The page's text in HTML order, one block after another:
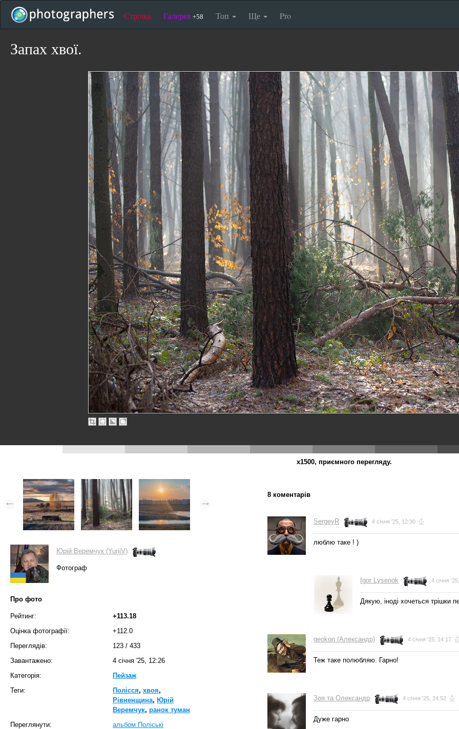
Стрічка Галерея +58 Топ Ще Pro
Запах хвої.
х1500, приємного перегляду.
Юрій Веремчук (YurijV)
Фотограф
Про фото
Рейтинг:
+113.18
Оцінка фотографії:
+112.0
Переглядів:
123 / 433
Завантажено:
4 січня '25, 12:26
Категорія:
Пейзаж
Теги:
Полісся, хвоя,
Рівненщина, Юрій
Веремчук, ранок туман
Переглянути:
альбом Поліські
8 коментарів
SergeyR 4 січня '25, 12:30
люблю таке ! )
Igor Lysenok 4 січня
Дякую, іноді хочеться трішки
geokon (Александр) 4 січня '25, 14:17
Теж таке полюбляю. Гарно!
Зоя та Олександр 4 січня '25, 14:52
Дуже гарно